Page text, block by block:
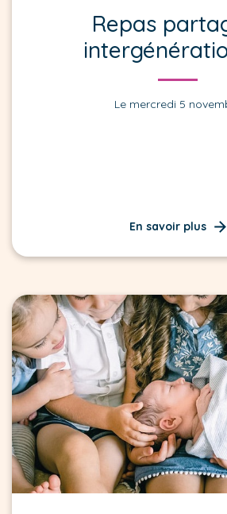
Repas
Le mercredi 5
En savoir plus